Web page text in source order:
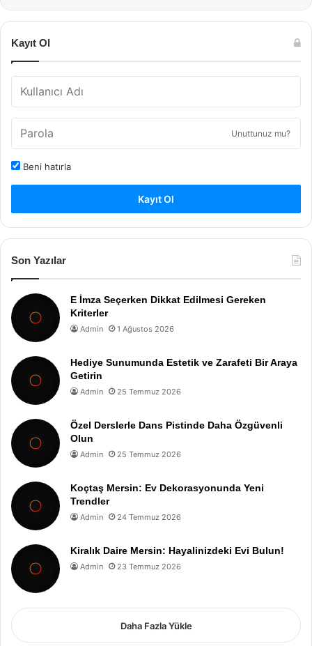
Kayıt Ol
Unuttunuz mu?
Beni hatırla
Kayıt Ol
Son Yazılar
E İmza Seçerken Dikkat Edilmesi Gereken
Kriterler
Admin 1 Ağustos 2026
Hediye Sunumunda Estetik ve Zarafeti Bir Araya
Getirin
Admin 25 Temmuz 2026
Özel Derslerle Dans Pistinde Daha Özgüvenli
Olun
Admin 25 Temmuz 2026
Koçtaş Mersin: Ev Dekorasyonunda Yeni
Trendler
Admin 24 Temmuz 2026
Kiralık Daire Mersin: Hayalinizdeki Evi Bulun!
Admin 23 Temmuz 2026
Daha Fazla Yükle